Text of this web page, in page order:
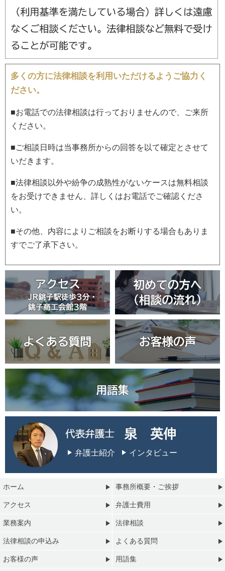
多くの方に法律相談を利用いただけるようご協力く
ださい。
■お電話での法律相談は行っておりませんので、ご来所
ください。
■ご相談日時は当事務所からの回答を以て確定とさせて
いだきます。
■法律相談以外や紛争の成熟性がないケースは無料相談
をお受けできません、詳しくはお電話でご確認くださ
い。
■その他、内容によりご相談をお断りする場合もありま
すでご了承下さい。
弁護士紹介 インタビュー
ホーム 事務所概要・ご挨拶
アクセス 弁護士費用
業務案内 法律相談
法律相談の申込み よくある質問
お客様の声 用語集